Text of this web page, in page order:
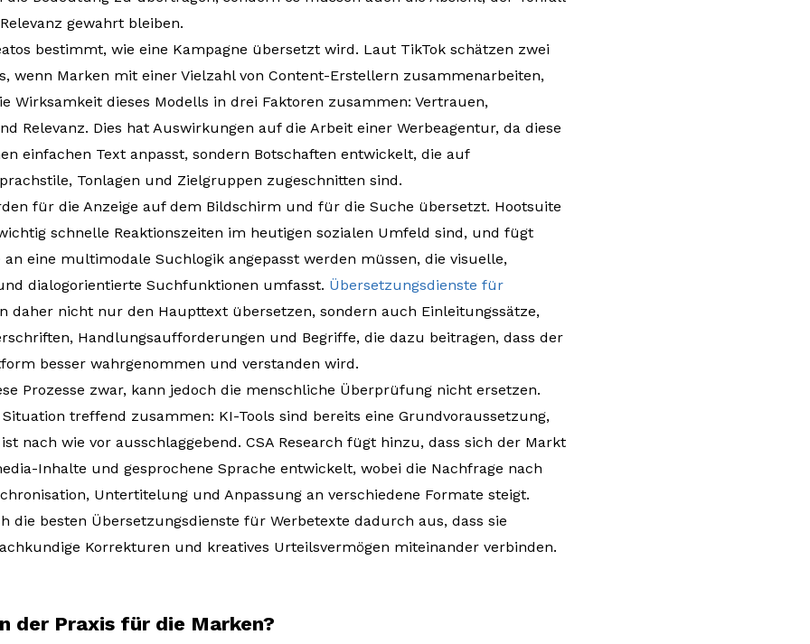
gewahrt bleiben.
bestimmt, wie eine Kampagne übersetzt wird. Laut TikTok schätzen zwei
wenn Marken mit einer Vielzahl von Content-Erstellern zusammenarbeiten,
Wirksamkeit dieses Modells in drei Faktoren zusammen: Vertrauen,
Relevanz. Dies hat Auswirkungen auf die Arbeit einer Werbeagentur, da diese
einfachen Text anpasst, sondern Botschaften entwickelt, die auf
Tonlagen und Zielgruppen zugeschnitten sind.
für die Anzeige auf dem Bildschirm und für die Suche übersetzt. Hootsuite
schnelle Reaktionszeiten im heutigen sozialen Umfeld sind, und fügt
eine multimodale Suchlogik angepasst werden müssen, die visuelle,
dialogorientierte Suchfunktionen umfasst. Übersetzungsdienste für
daher nicht nur den Haupttext übersetzen, sondern auch Einleitungssätze,
Handlungsaufforderungen und Begriffe, die dazu beitragen, dass der
besser wahrgenommen und verstanden wird.
Prozesse zwar, kann jedoch die menschliche Überprüfung nicht ersetzen.
treffend zusammen: KI-Tools sind bereits eine Grundvoraussetzung,
nach wie vor ausschlaggebend. CSA Research fügt hinzu, dass sich der Markt
Inhalte und gesprochene Sprache entwickelt, wobei die Nachfrage nach
Untertitelung und Anpassung an verschiedene Formate steigt.
die besten Übersetzungsdienste für Werbetexte dadurch aus, dass sie
Korrekturen und kreatives Urteilsvermögen miteinander verbinden.
der Praxis für die Marken?